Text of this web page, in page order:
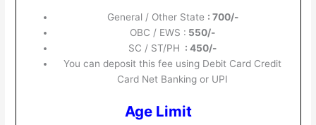
General / Other State : 700/-
OBC / EWS : 550/-
SC / ST/PH : 450/-
You can deposit this fee using Debit Card Credit
Card Net Banking or UPI
Age Limit